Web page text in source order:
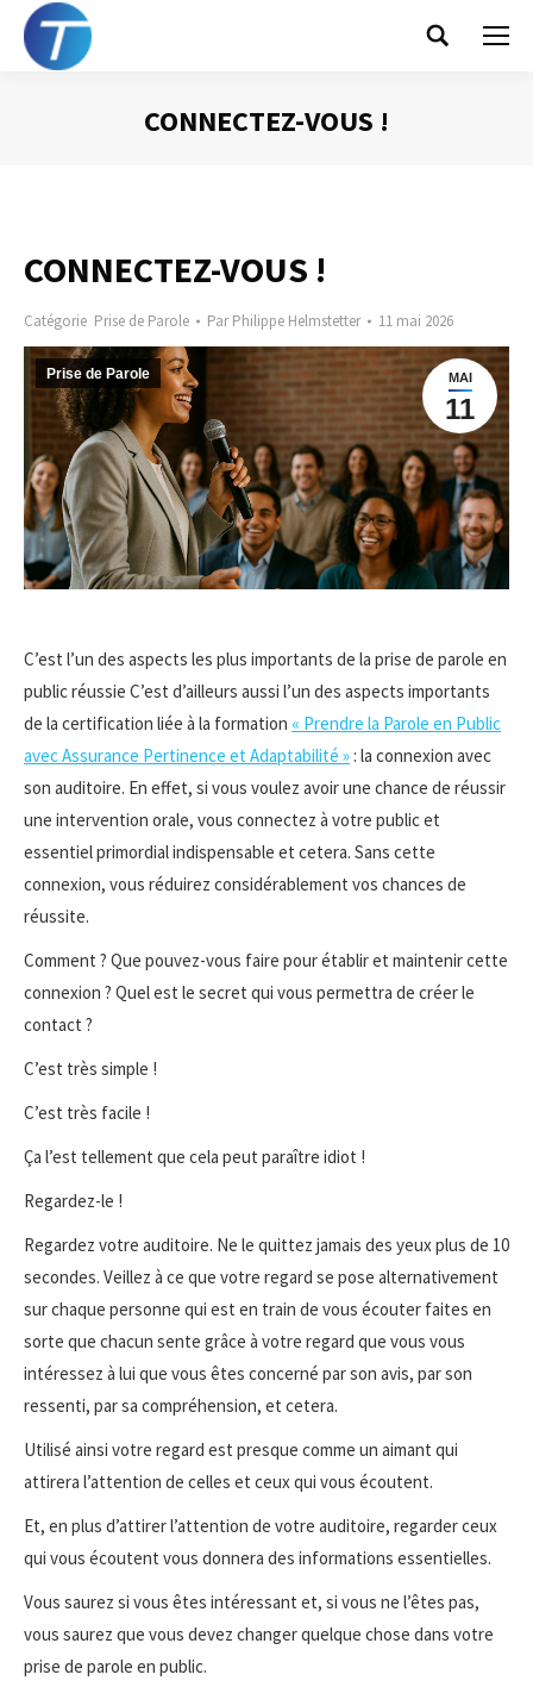
Search:
CONNECTEZ-VOUS !
CONNECTEZ-VOUS !
Catégorie Prise de Parole ParPhilippe Helmstetter 11 mai 2026
MAI
11
Prise de Parole
C’est l’un des aspects les plus importants de la prise de parole en
public réussie C’est d’ailleurs aussi l’un des aspects importants
de la certification liée à la formation « Prendre la Parole en Public
avec Assurance Pertinence et Adaptabilité » : la connexion avec
son auditoire. En effet, si vous voulez avoir une chance de réussir
une intervention orale, vous connectez à votre public et
essentiel primordial indispensable et cetera. Sans cette
connexion, vous réduirez considérablement vos chances de
réussite.
Comment ? Que pouvez-vous faire pour établir et maintenir cette
connexion ? Quel est le secret qui vous permettra de créer le
contact ?
C’est très simple !
C’est très facile !
Ça l’est tellement que cela peut paraître idiot !
Regardez-le !
Regardez votre auditoire. Ne le quittez jamais des yeux plus de 10
secondes. Veillez à ce que votre regard se pose alternativement
sur chaque personne qui est en train de vous écouter faites en
sorte que chacun sente grâce à votre regard que vous vous
intéressez à lui que vous êtes concerné par son avis, par son
ressenti, par sa compréhension, et cetera.
Utilisé ainsi votre regard est presque comme un aimant qui
attirera l’attention de celles et ceux qui vous écoutent.
Et, en plus d’attirer l’attention de votre auditoire, regarder ceux
qui vous écoutent vous donnera des informations essentielles.
Vous saurez si vous êtes intéressant et, si vous ne l’êtes pas,
vous saurez que vous devez changer quelque chose dans votre
prise de parole en public.